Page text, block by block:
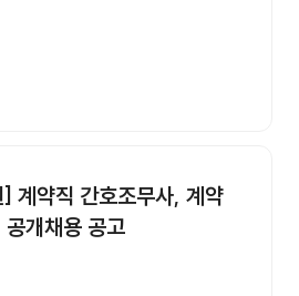
계약직 간호조무사, 계약
개채용 공고